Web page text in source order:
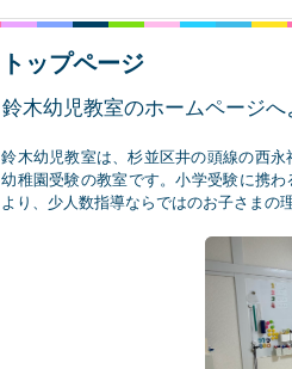
トップページ
鈴木幼児教室のホームページへ
鈴木幼児教室は、杉並区井の頭線の西
幼稚園受験の教室です。小学受験に携
より、少人数指導ならではのお子さまの